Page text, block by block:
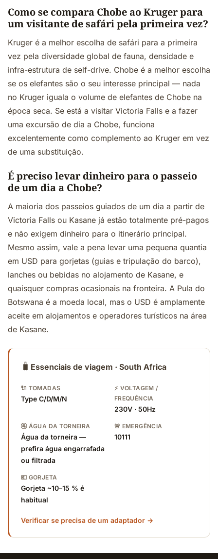
Como se compara Chobe ao Kruger para
um visitante de safári pela primeira vez?
Kruger é a melhor escolha de safári para a primeira
vez pela diversidade global de fauna, densidade e
infra-estrutura de self-drive. Chobe é a melhor escolha
se os elefantes são o seu interesse principal — nada
no Kruger iguala o volume de elefantes de Chobe na
época seca. Se está a visitar Victoria Falls e a fazer
uma excursão de dia a Chobe, funciona
excelentemente como complemento ao Kruger em vez
de uma substituição.
É preciso levar dinheiro para o passeio
de um dia a Chobe?
A maioria dos passeios guiados de um dia a partir de
Victoria Falls ou Kasane já estão totalmente pré-pagos
e não exigem dinheiro para o itinerário principal.
Mesmo assim, vale a pena levar uma pequena quantia
em USD para gorjetas (guias e tripulação do barco),
lanches ou bebidas no alojamento de Kasane, e
quaisquer compras ocasionais na fronteira. A Pula do
Botswana é a moeda local, mas o USD é amplamente
aceite em alojamentos e operadores turísticos na área
de Kasane.
🧳 Essenciais de viagem · South Africa
🔌 TOMADAS
Type C/D/M/N
⚡ VOLTAGEM /
FREQUÊNCIA
230V · 50Hz
🚰 ÁGUA DA TORNEIRA
Água da torneira —
prefira água engarrafada
ou filtrada
🚨 EMERGÊNCIA
10111
💶 GORJETA
Gorjeta ~10–15 % é
habitual
Verificar se precisa de um adaptador →